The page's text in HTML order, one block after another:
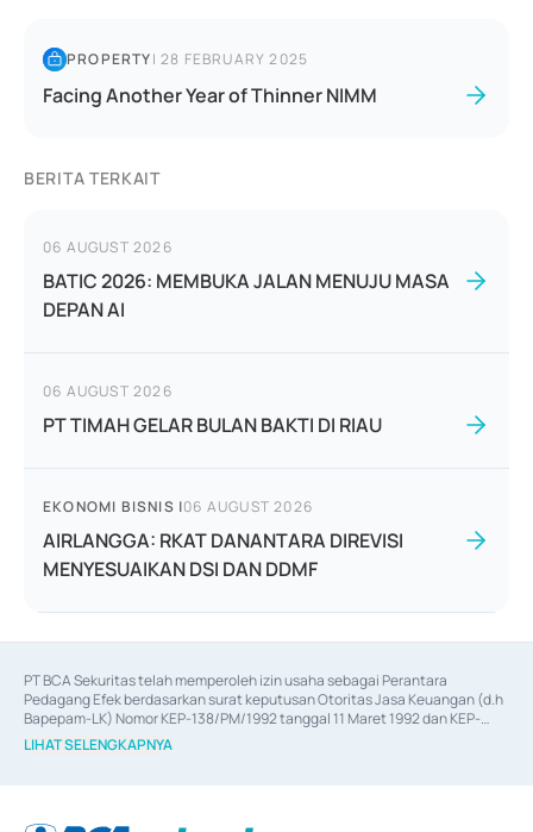
PROPERTY|28 FEBRUARY 2025
Facing Another Year of Thinner NIMM
BERITA TERKAIT
06 AUGUST 2026
BATIC 2026: MEMBUKA JALAN MENUJU MASA
DEPAN AI
06 AUGUST 2026
PT TIMAH GELAR BULAN BAKTI DI RIAU
EKONOMI BISNIS |06 AUGUST 2026
AIRLANGGA: RKAT DANANTARA DIREVISI
MENYESUAIKAN DSI DAN DDMF
PT BCA Sekuritas telah memperoleh izin usaha sebagai Perantara
Pedagang Efek berdasarkan surat keputusan Otoritas Jasa Keuangan (d.h
Bapepam-LK) Nomor KEP-138/PM/1992 tanggal 11 Maret 1992 dan KEP-
06/D.04/2014 tanggal 28 Februari 2014, izin usaha sebagai Penjamin Emisi
Efek berdasarkan surat keputusan Otoritas Jasa Keuangan Nomor KEP-
LIHAT SELENGKAPNYA